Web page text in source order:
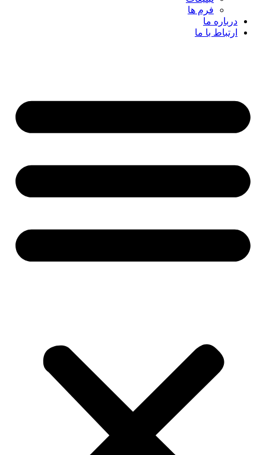
فرم ها
درباره ما
ارتباط با ما